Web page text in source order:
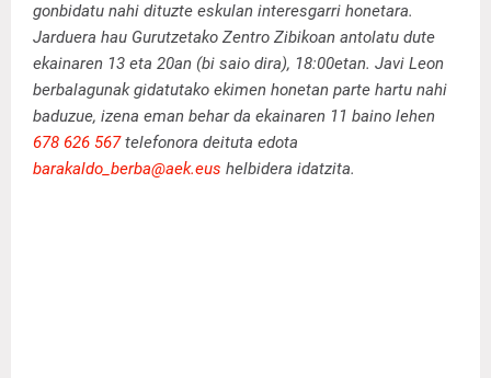
gonbidatu nahi dituzte eskulan interesgarri honetara.
Jarduera hau Gurutzetako Zentro Zibikoan antolatu dute
ekainaren 13 eta 20an (bi saio dira), 18:00etan. Javi Leon
berbalagunak gidatutako ekimen honetan parte hartu nahi
baduzue, izena eman behar da ekainaren 11 baino lehen
678 626 567telefonora deituta edota
barakaldo_berba@aek.eus helbidera idatzita.